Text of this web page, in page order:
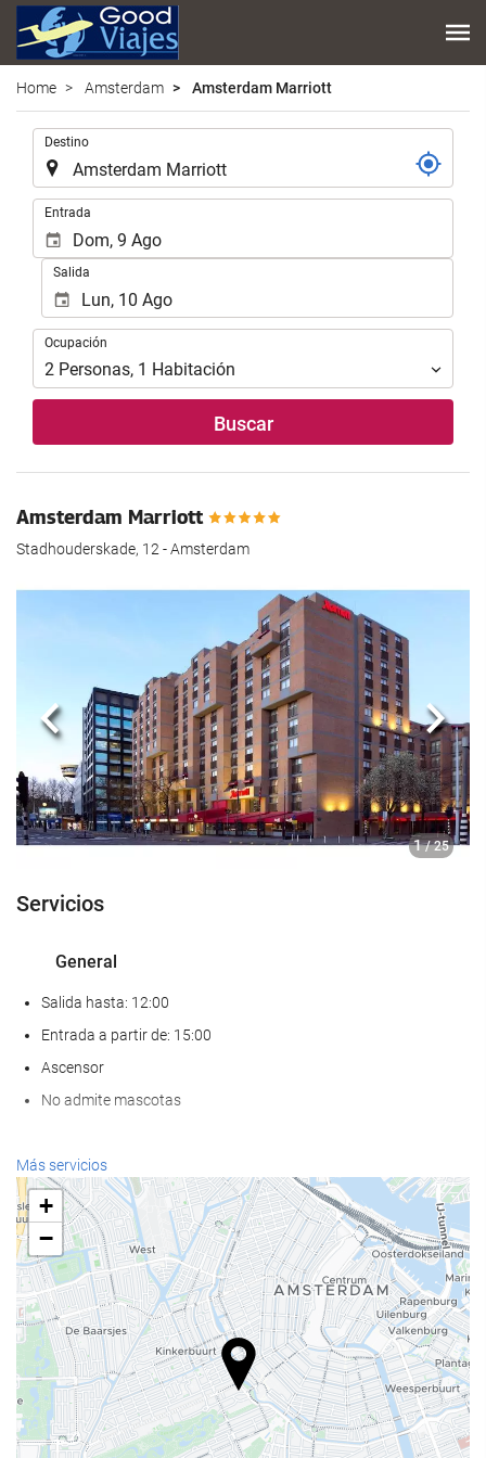
Home Amsterdam Amsterdam Marriott
Introduzca
lugar
de
destino
en
que
realizar
búsqueda
de
Destino
Introduzca
las
fechas
inicio
fin
para
realizar
Entrada
Salida
Ocupación
Ocupación
2 Personas, 1 Habitación
Buscar
Amsterdam Marriott
Stadhouderskade, 12 - Amsterdam
1 / 25
Anterior
Servicios
General
Salida hasta: 12:00
Entrada a partir de: 15:00
Ascensor
No admite mascotas
Servicios de recepción
Recepción 24 horas
Guardaequipaje
Comida y bebida
Restaurante a la carta
Bar
Instalaciones de negocios
Más servicios
+
−